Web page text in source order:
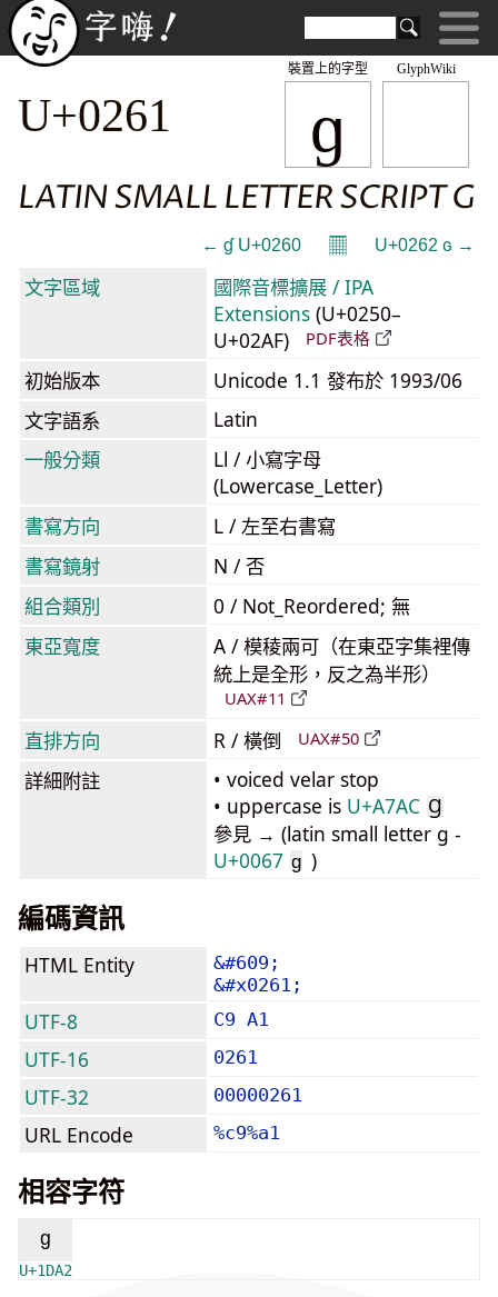
GlyphWiki
ɡ
裝置上的字型
U+0261
LATIN SMALL LETTER SCRIPT G
← ɠ U+0260 𝄜 U+0262 ɢ →
文字區域
國際音標擴展 / IPA
Extensions (U+0250–
U+02AF)
PDF表格
初始版本
Unicode 1.1 發布於 1993/06
文字語系
Latin
一般分類
Ll / 小寫字母
(Lowercase_Letter)
書寫方向
L / 左至右書寫
書寫鏡射
N / 否
組合類別
0 / Not_Reordered; 無
東亞寬度
A / 模稜兩可（在東亞字集裡傳
統上是全形，反之為半形）
UAX#11
直排方向 R / 橫倒 UAX#50
詳細附註
• voiced velar stop
• uppercase is U+A7AC Ɡ
參見 → (latin small letter g -
U+0067 g )
編碼資訊
HTML Entity
&#609;
&#x0261;
UTF-8 C9 A1
UTF-16 0261
UTF-32 00000261
URL Encode %c9%a1
相容字符
ᶢ
U+1DA2